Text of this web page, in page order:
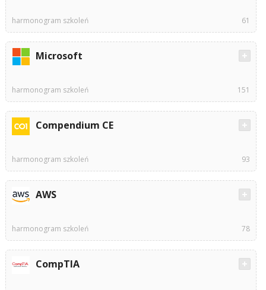
harmonogram szkoleń 61
Microsoft
harmonogram szkoleń 151
Compendium CE
harmonogram szkoleń 93
AWS
harmonogram szkoleń 78
CompTIA